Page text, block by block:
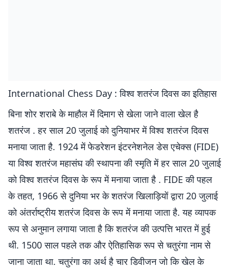
International Chess Day : विश्व शतरंज दिवस का इतिहास
बिना शोर शराबे के माहौल में दिमाग से खेला जाने वाला खेल है
शतरंज . हर साल 20 जुलाई को दुनियाभर में विश्व शतरंज दिवस
मनाया जाता है. 1924 में फेडरेशन इंटरनेशनेल डेस एचेक्स (FIDE)
या विश्व शतरंज महासंघ की स्थापना की स्मृति में हर साल 20 जुलाई
को विश्व शतरंज दिवस के रूप में मनाया जाता है . FIDE की पहल
के तहत, 1966 से दुनिया भर के शतरंज खिलाड़ियों द्वारा 20 जुलाई
को अंतर्राष्ट्रीय शतरंज दिवस के रूप में मनाया जाता है. यह व्यापक
रूप से अनुमान लगाया जाता है कि शतरंज की उत्पत्ति भारत में हुई
थी. 1500 साल पहले तक और ऐतिहासिक रूप से चतुरंगा नाम से
जाना जाता था. चतुरंगा का अर्थ है चार डिवीजन जो कि खेल के